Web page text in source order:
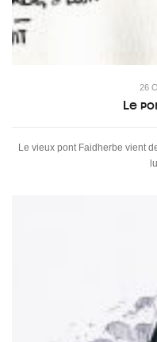
26
Le
Le vieux pont Faidherbe vient